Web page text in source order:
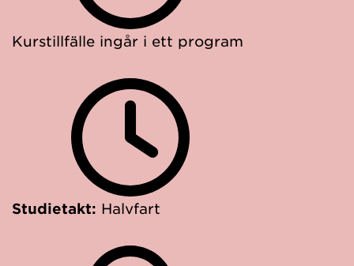
Kurstillfälle ingår i ett program
Studietakt: Halvfart